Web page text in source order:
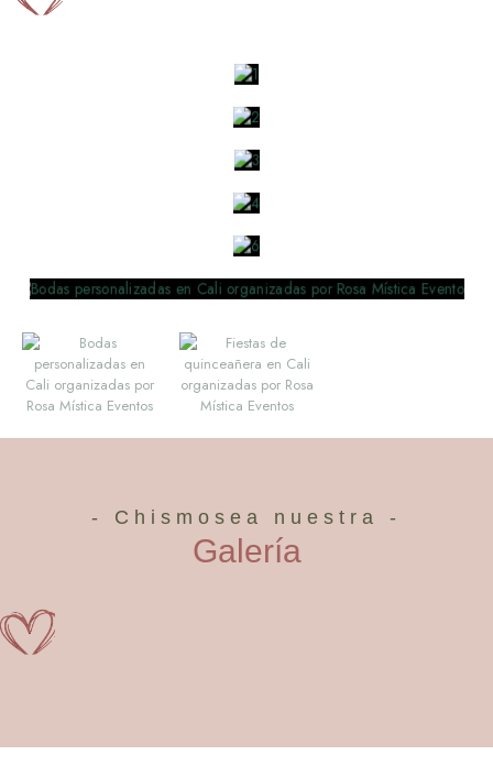
- Chismosea nuestra -
Galería